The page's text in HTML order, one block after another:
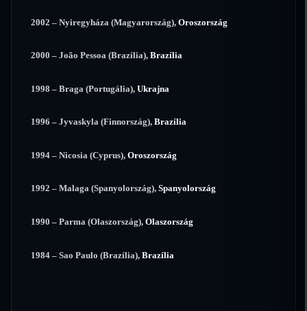
2002 – Nyiregyháza (Magyarország), Oroszország
2000 – João Pessoa (Brazília), Brazília
1998 – Braga (Portugália), Ukrajna
1996 – Jyvaskyla (Finnország), Brazília
1994 – Nicosia (Cyprus), Oroszország
1992 – Malaga (Spanyolország), Spanyolország
1990 – Parma (Olaszország), Olaszország
1984 – Sao Paulo (Brazília), Brazília